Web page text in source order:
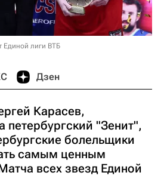
Единой лиги ВТБ
Дзен
Карасев,
"Зенит",
болельщики
самым ценным
всех звезд Единой